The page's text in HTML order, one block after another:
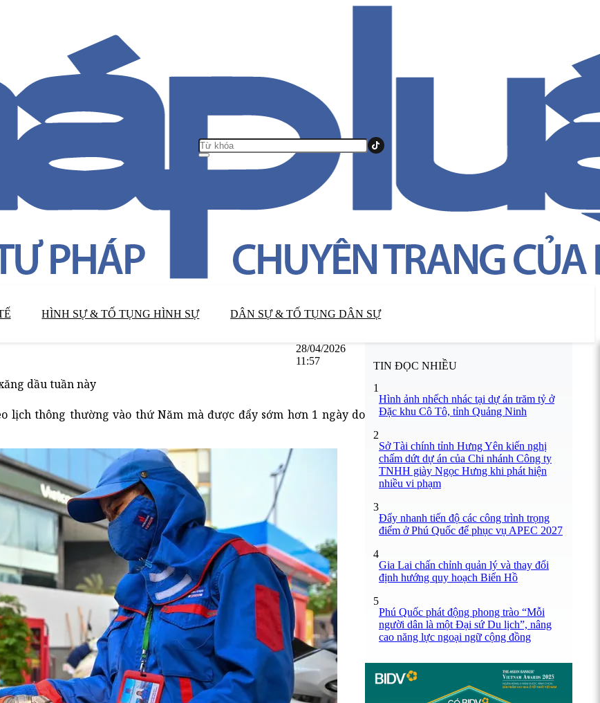
HÌNH SỰ & TỐ TỤNG HÌNH SỰ DÂN SỰ & TỐ TỤNG DÂN SỰ
28/04/2026
11:57
dầu tuần này
lịch thông thường vào thứ Năm mà được đẩy sớm hơn 1 ngày do
TIN ĐỌC NHIỀU
1
Hình ảnh nhếch nhác tại dự án trăm tỷ ở
Đặc khu Cô Tô, tỉnh Quảng Ninh
2
Sở Tài chính tỉnh Hưng Yên kiến nghị
chấm dứt dự án của Chi nhánh Công ty
TNHH giày Ngọc Hưng khi phát hiện
nhiều vi phạm
3
Đẩy nhanh tiến độ các công trình trọng
điểm ở Phú Quốc để phục vụ APEC 2027
4
Gia Lai chấn chỉnh quản lý và thay đổi
định hướng quy hoạch Biển Hồ
5
Phú Quốc phát động phong trào “Mỗi
người dân là một Đại sứ Du lịch”, nâng
cao năng lực ngoại ngữ cộng đồng